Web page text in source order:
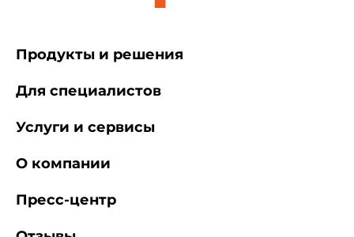
Продукты и решения
Для специалистов
Услуги и сервисы
О компании
Пресс-центр